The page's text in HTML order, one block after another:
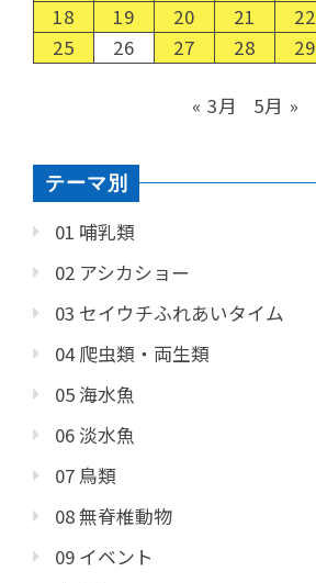
18
19 20 21 22
25
26 27 28 29
« 3月 5月 »
テーマ別
01 哺乳類
02 アシカショー
03 セイウチふれあいタイム
04 爬虫類・両生類
05 海水魚
06 淡水魚
07 鳥類
08 無脊椎動物
09 イベント